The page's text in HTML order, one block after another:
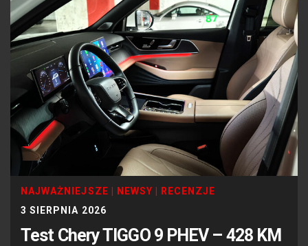
NAJWAŻNIEJSZE NEWSY
RECENZJE
3 SIERPNIA 2026
Test Chery TIGGO 9 PHEV – 428 KM